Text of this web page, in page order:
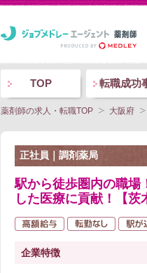
TOP 転職成功
薬剤師の求人・転職TOP 大阪府
正社員｜調剤薬局
駅から徒歩圏内の職場
した医療に貢献！【茨
企業特徴